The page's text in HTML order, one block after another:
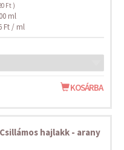
Ft )
ml
Ft / ml
KOSÁRBA
hajlakk - arany